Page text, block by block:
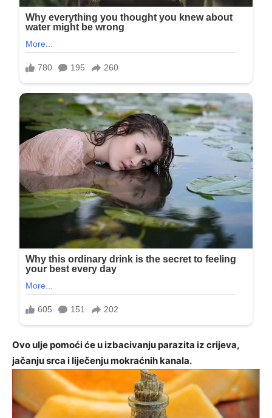
Ovo ulje pomoći će u izbacivanju parazita iz crijeva,
jačanju srca i liječenju mokraćnih kanala.